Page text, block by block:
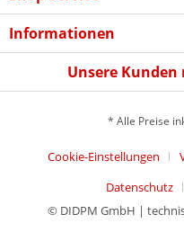
Informationen
Unsere
* Alle Preise
Cookie-Einstellungen
Datenschutz
© DIDPM GmbH |